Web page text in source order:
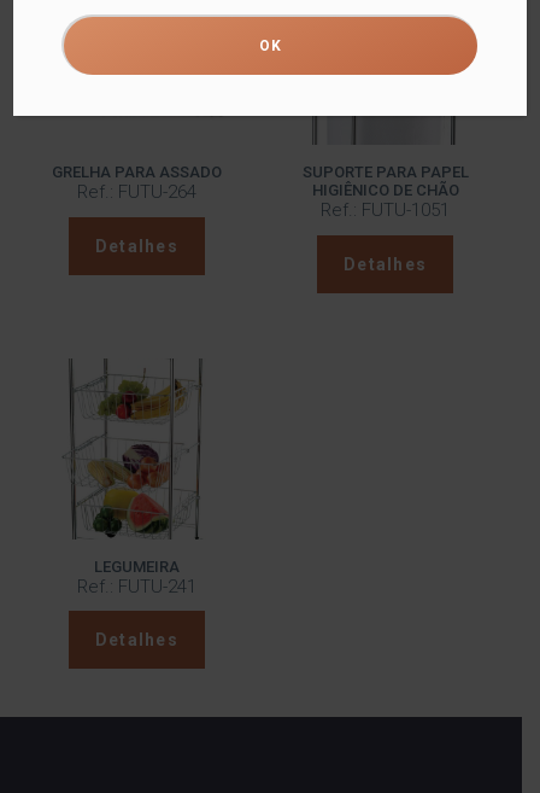
GRELHA PARA ASSADO
Ref.: FUTU-264
Detalhes
SUPORTE PARA PAPEL
HIGIÊNICO DE CHÃO
Ref.: FUTU-1051
Detalhes
LEGUMEIRA
Ref.: FUTU-241
Detalhes